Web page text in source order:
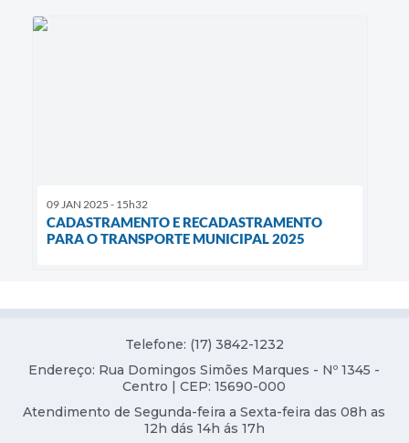
09 JAN 2025 - 15h32
CADASTRAMENTO E RECADASTRAMENTO
PARA O TRANSPORTE MUNICIPAL 2025
Telefone: (17) 3842-1232
Endereço: Rua Domingos Simões Marques - Nº 1345 -
Centro | CEP: 15690-000
Atendimento de Segunda-feira a Sexta-feira das 08h as
12h dás 14h ás 17h